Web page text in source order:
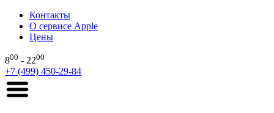
Контакты
О сервисе Apple
Цены
800 - 2200
+7 (499) 450-29-84